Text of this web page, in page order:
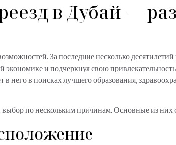
в Дубай —
За последние несколько десятилетий
экономике и подчеркнул свою
в него в поисках лучшего образования,
по нескольким причинам. Основные из них